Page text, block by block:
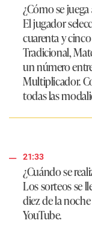
¿Cómo se
El jugador
cuarenta y
Tradicional,
un número
Multiplicador.
todas las
21:33
¿Cuándo se
Los sorteos se
diez de la
YouTube.